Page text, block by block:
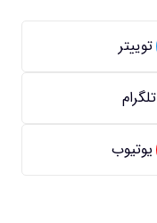
توییتر
تلگرام
یوتیوب